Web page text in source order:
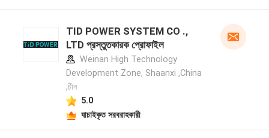
TID POWER SYSTEM CO .,
LTD প্রস্তুতকারক প্রোফাইল
Weinan High Technology
Development Zone, Shaanxi ,China
,চীন
5.0
যাচাইকৃত সরবরাহকারী